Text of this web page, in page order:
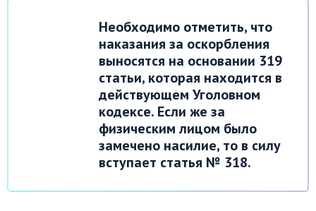
Необходимо отметить, что
наказания за оскорбления
выносятся на основании 319
статьи, которая находится в
действующем Уголовном
кодексе. Если же за
физическим лицом было
замечено насилие, то в силу
вступает статья № 318.